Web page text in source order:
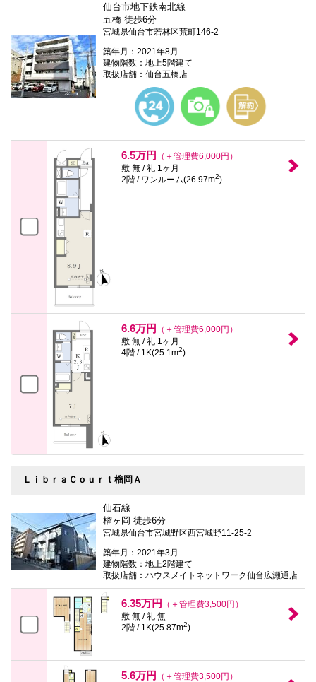
仙台市地下鉄南北線
五橋 徒歩6分
宮城県仙台市若林区荒町146-2
築年月：2021年8月
建物階数：地上5階建て
取扱店舗：仙台五橋店
6.5万円
（＋管理費6,000円）
敷 無 / 礼 1ヶ月
2階 / ワンルーム(26.97m2)
6.6万円
（＋管理費6,000円）
敷 無 / 礼 1ヶ月
4階 / 1K(25.1m2)
ＬｉｂｒａＣｏｕｒｔ榴岡Ａ
仙石線
榴ヶ岡 徒歩6分
宮城県仙台市宮城野区西宮城野11-25-2
築年月：2021年3月
建物階数：地上2階建て
取扱店舗：ハウスメイトネットワーク仙台広瀬通店
6.35万円
（＋管理費3,500円）
敷 無 / 礼 無
2階 / 1K(25.87m2)
5.6万円
（＋管理費3,500円）